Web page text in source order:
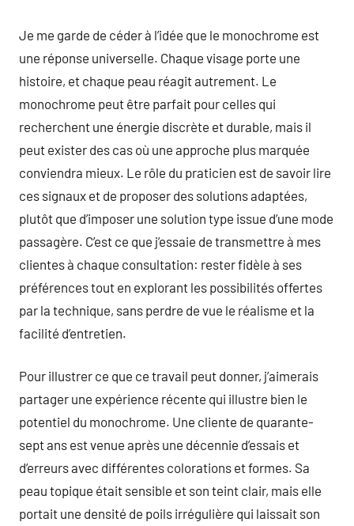
Je me garde de céder à l’idée que le monochrome est
une réponse universelle. Chaque visage porte une
histoire, et chaque peau réagit autrement. Le
monochrome peut être parfait pour celles qui
recherchent une énergie discrète et durable, mais il
peut exister des cas où une approche plus marquée
conviendra mieux. Le rôle du praticien est de savoir lire
ces signaux et de proposer des solutions adaptées,
plutôt que d’imposer une solution type issue d’une mode
passagère. C’est ce que j’essaie de transmettre à mes
clientes à chaque consultation: rester fidèle à ses
préférences tout en explorant les possibilités offertes
par la technique, sans perdre de vue le réalisme et la
facilité d’entretien.
Pour illustrer ce que ce travail peut donner, j’aimerais
partager une expérience récente qui illustre bien le
potentiel du monochrome. Une cliente de quarante-
sept ans est venue après une décennie d’essais et
d’erreurs avec différentes colorations et formes. Sa
peau topique était sensible et son teint clair, mais elle
portait une densité de poils irrégulière qui laissait son